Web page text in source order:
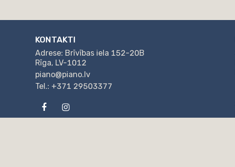
KONTAKTI
Adrese: Brīvības iela 152-20B
Rīga, LV-1012
piano@piano.lv
Tel.: +371 29503377